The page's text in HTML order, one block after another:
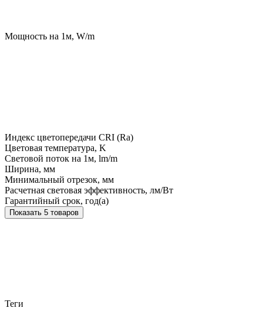
Мощность на 1м, W/m
Индекс цветопередачи CRI (Ra)
Цветовая температура, K
Световой поток на 1м, lm/m
Ширина, мм
Минимальный отрезок, мм
Расчетная световая эффективность, лм/Вт
Гарантийный срок, год(а)
Показать 5 товаров
Теги